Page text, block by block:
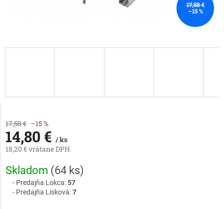
17,58 €
–15 %
17,58 € –15 %
14,80 € / ks
18,20 € vrátane DPH
Jednotková
cena:
Skladom (64 ks)
Predajňa Lokca:57
Predajňa Lisková:7